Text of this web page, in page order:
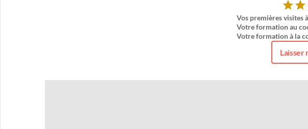
Vos premières visites
Votre formation au
Votre formation à la
Laisser